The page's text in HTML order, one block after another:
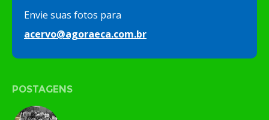
Envie suas fotos para
acervo@agoraeca.com.br
POSTAGENS